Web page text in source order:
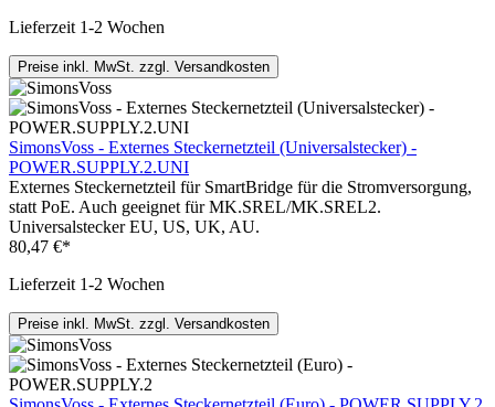
Lieferzeit 1-2 Wochen
Preise inkl. MwSt. zzgl. Versandkosten
SimonsVoss - Externes Steckernetzteil (Universalstecker) -
POWER.SUPPLY.2.UNI
Externes Steckernetzteil für SmartBridge für die Stromversorgung,
statt PoE. Auch geeignet für MK.SREL/MK.SREL2.
Universalstecker EU, US, UK, AU.
80,47 €*
Lieferzeit 1-2 Wochen
Preise inkl. MwSt. zzgl. Versandkosten